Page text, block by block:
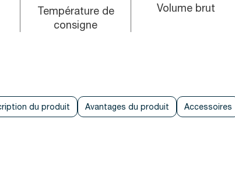
Température de
consigne
Volume brut
du produit Avantages du produit Accessoires